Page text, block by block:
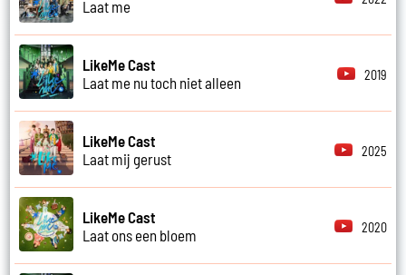
Laat me
LikeMe Cast
Laat me nu toch niet alleen
2019
LikeMe Cast
Laat mij gerust
2025
LikeMe Cast
Laat ons een bloem
2020